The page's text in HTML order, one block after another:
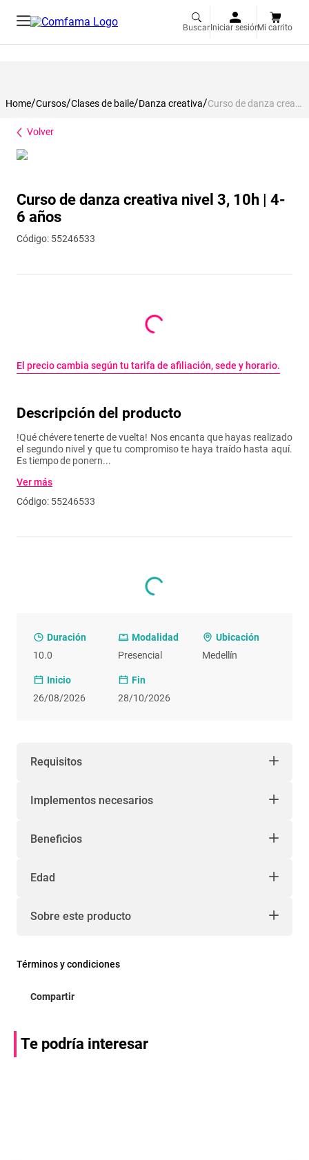
Buscar Iniciar sesiónMi carrito
Cursos Clases de baile Danza creativa Curso de danza creativa nivel 3, 10h | 4-6 años
Volver
Curso de danza creativa nivel 3, 10h | 4-
6 años
: 55246533
El precio cambia según tu tarifa de afiliación, sede y horario.
Descripción del producto
!Qué chévere tenerte de vuelta! Nos encanta que hayas realizado
el segundo nivel y que tu compromiso te haya traído hasta aquí.
Es tiempo de ponern...
Vermás
: 55246533
Duración
10.0
Modalidad
Presencial
Ubicación
Medellín
Inicio
26/08/2026
Fin
28/10/2026
Requisitos
Implementos necesarios
Beneficios
Edad
Sobre este producto
Términos y condiciones
Te podría interesar